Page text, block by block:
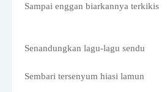
Sampai enggan biarkannya terkikis
Senandungkan lagu-lagu sendu
Sembari tersenyum hiasi lamun